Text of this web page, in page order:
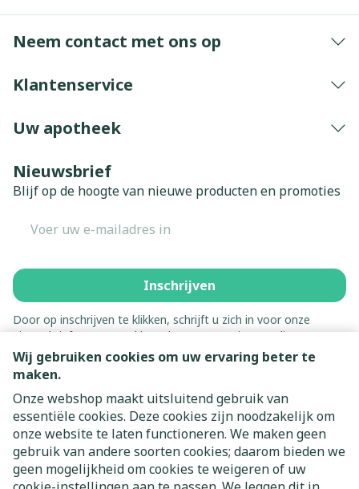
Wij gebruiken cookies om uw ervaring beter te
maken.
Onze webshop maakt uitsluitend gebruik van
essentiële cookies. Deze cookies zijn noodzakelijk om
onze website te laten functioneren. We maken geen
gebruik van andere soorten cookies; daarom bieden we
geen mogelijkheid om cookies te weigeren of uw
Neem contact met ons op
Klantenservice
Uw apotheek
Nieuwsbrief
Blijf op de hoogte van nieuwe producten en promoties
Inschrijven
Door op inschrijven te klikken, schrijft u zich in voor onze
nieuwsbrief en gaat u akkoord met onzeprivacy policy.